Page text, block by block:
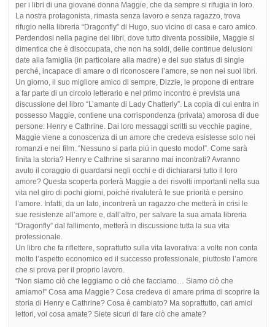
per i libri di una giovane donna Maggie, che da sempre si rifugia in loro.
La nostra protagonista, rimasta senza lavoro e senza ragazzo, trova
rifugio nella libreria “Dragonfly” di Hugo, suo vicino di casa e caro amico.
Perdendosi nella pagine dei libri, dove tutto diventa possibile, Maggie si
dimentica che è disoccupata, che non ha soldi, delle continue delusioni
date alla famiglia (in particolare alla madre) e del suo status di single
perché, incapace di amare o di riconoscere l’amore, se non nei suoi libri.
Un giorno, il suo migliore amico di sempre, Dizzie, le propone di entrare
a far parte di un circolo letterario e nel primo incontro è prevista una
discussione del libro “L’amante di Lady Chatterly”. La copia di cui entra in
possesso Maggie, contiene una corrispondenza (privata) amorosa di due
persone: Henry e Cathrine. Dai loro messaggi scritti su vecchie pagine,
Maggie viene a conoscenza di un amore che credeva esistesse solo nei
romanzi e nei film. “Nessuno si parla più in questo modo!”. Come sarà
finita la storia? Henry e Cathrine si saranno mai incontrati? Avranno
avuto il coraggio di guardarsi negli occhi e di dichiararsi tutto il loro
amore? Questa scoperta porterà Maggie a dei risvolti importanti nella sua
vita nel giro di pochi giorni, poiché rivaluterà le sue priorità e persino
l’amore. Infatti, da un lato, incontrerà un ragazzo che metterà in crisi le
sue resistenze all’amore e, dall’altro, per salvare la sua amata libreria
“Dragonfly” dal fallimento, metterà in discussione tutta la sua vita
professionale.
Un libro che fa riflettere, soprattutto sulla vita lavorativa: a volte non conta
molto l’aspetto economico ed il successo professionale, piuttosto l’amore
che si prova per il proprio lavoro.
“Non siamo ciò che leggiamo o ciò che facciamo… Siamo ciò che
amiamo!” Cosa ama Maggie? Cosa credeva di amare prima di scoprire la
storia di Henry e Cathrine? Cosa è cambiato? Ma soprattutto, cari amici
lettori, voi cosa amate? Siete sicuri di fare ciò che amate?